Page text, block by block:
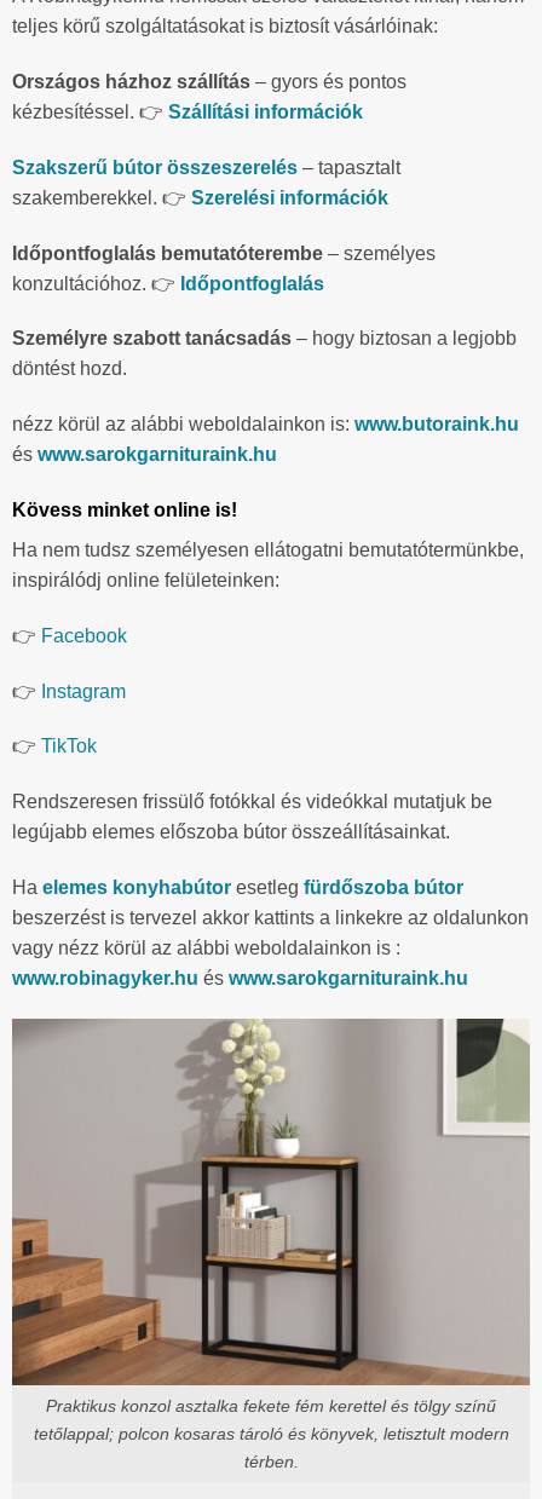
teljes körű szolgáltatásokat is biztosít vásárlóinak:
Országos házhoz szállítás – gyors és pontos
kézbesítéssel. 👉 Szállítási információk
Szakszerű bútor összeszerelés – tapasztalt
szakemberekkel. 👉 Szerelési információk
Időpontfoglalás bemutatóterembe – személyes
konzultációhoz. 👉 Időpontfoglalás
Személyre szabott tanácsadás – hogy biztosan a legjobb
döntést hozd.
nézz körül az alábbi weboldalainkon is: www.butoraink.hu
és www.sarokgarnituraink.hu
Kövess minket online is!
Ha nem tudsz személyesen ellátogatni bemutatótermünkbe,
inspirálódj online felületeinken:
👉 Facebook
👉 Instagram
👉 TikTok
Rendszeresen frissülő fotókkal és videókkal mutatjuk be
legújabb elemes előszoba bútor összeállításainkat.
Ha elemes konyhabútor esetleg fürdőszoba bútor
beszerzést is tervezel akkor kattints a linkekre az oldalunkon
vagy nézz körül az alábbi weboldalainkon is :
www.robinagyker.hu és www.sarokgarnituraink.hu
Praktikus konzol asztalka fekete fém kerettel és tölgy színű
tetőlappal; polcon kosaras tároló és könyvek, letisztult modern
térben.